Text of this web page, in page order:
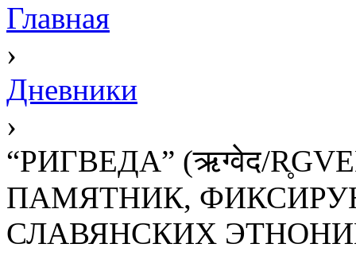
Главная
›
Дневники
›
“РИГВЕДА” (ऋग्वेद/
ПАМЯТНИК,
СЛАВЯНСКИХ